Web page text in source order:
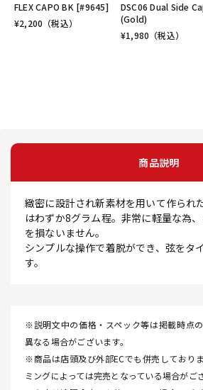
FLEX CAPO BK [#9645]
¥2,200 （税込）
DSC06 Dual Side
(Gold)
¥1,980 （税込）
商品説明
緻密に設計され新素材を用いて作られ
はわずか8グラム程。非常に軽量な為
を損ないません。
シンプルな操作で着脱ができ、弦をタ
す。
※説明文中の価格・スペック等は掲載時点
異なる場合がございます。
※商品は店頭及び外部ECでも併売しており
ミングによっては完売となっている場合がご